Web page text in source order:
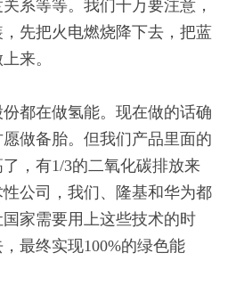
系等等。我们千万要注意，
先把火电燃烧降下去，把蓝
来。
都在做氢能。现在做的话确
做备胎。但我们产品里面的
，有1/3的二氧化碳排放来
公司，我们、隆基和华为都
家需要用上这些技术的时
最终实现100%的绿色能